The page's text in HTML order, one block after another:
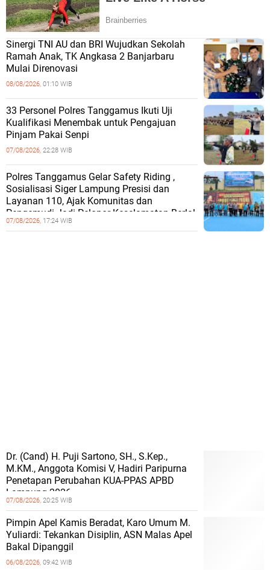
Sinergi TNI AU dan BRI Wujudkan Sekolah
Ramah Anak, TK Angkasa 2 Banjarbaru
Mulai Direnovasi
08/08/2026, 01:10 WIB
33 Personel Polres Tanggamus Ikuti Uji
Kualifikasi Menembak untuk Pengajuan
Pinjam Pakai Senpi
07/08/2026, 22:28 WIB
Polres Tanggamus Gelar Safety Riding ,
Sosialisasi Siger Lampung Presisi dan
Layanan 110, Ajak Komunitas dan
Pengemudi Jadi Pelopor Keselamatan Berlal
07/08/2026, 17:24 WIB
Dr. (Cand) H. Puji Sartono, SH., S.Kep.,
M.KM., Anggota Komisi V, Hadiri Paripurna
Penetapan Perubahan KUA-PPAS APBD
Lampung 2026
07/08/2026, 20:25 WIB
Pimpin Apel Kamis Beradat, Karo Umum M.
Yuliardi: Tekankan Disiplin, ASN Malas Apel
Bakal Dipanggil
06/08/2026, 09:42 WIB